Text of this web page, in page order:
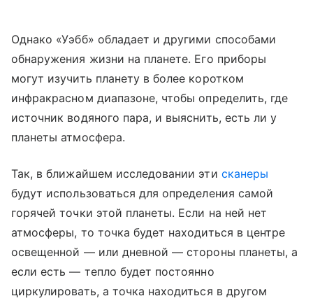
Однако «Уэбб» обладает и другими способами
обнаружения жизни на планете. Его приборы
могут изучить планету в более коротком
инфракрасном диапазоне, чтобы определить, где
источник водяного пара, и выяснить, есть ли у
планеты атмосфера.
Так, в ближайшем исследовании эти сканеры
будут использоваться для определения самой
горячей точки этой планеты. Если на ней нет
атмосферы, то точка будет находиться в центре
освещенной — или дневной — стороны планеты, а
если есть — тепло будет постоянно
циркулировать, а точка находиться в другом